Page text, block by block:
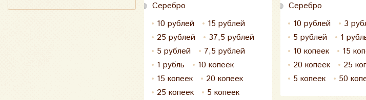
Серебро
10 рублей
15 рублей
25 рублей
37,5 рублей
5 рублей
7,5 рублей
1 рубль
10 копеек
15 копеек
20 копеек
25 копеек
5 копеек
Серебро
10 рублей
3
5 рублей
1
10 копеек
15
20 копеек
25
5 копеек
50